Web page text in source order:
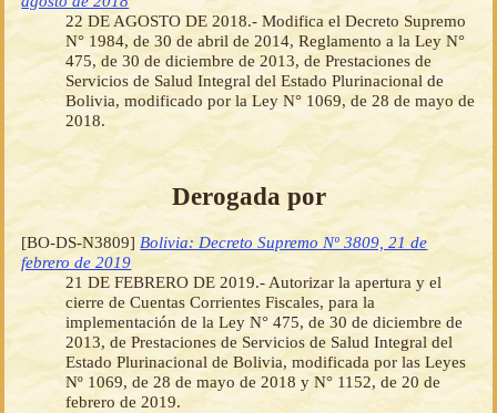
22 DE AGOSTO DE 2018.- Modifica el Decreto Supremo
N° 1984, de 30 de abril de 2014, Reglamento a la Ley N°
475, de 30 de diciembre de 2013, de Prestaciones de
Servicios de Salud Integral del Estado Plurinacional de
Bolivia, modificado por la Ley N° 1069, de 28 de mayo de
2018.
Derogada por
[BO-DS-N3809] Bolivia: Decreto Supremo Nº 3809, 21 de
febrero de 2019
21 DE FEBRERO DE 2019.- Autorizar la apertura y el
cierre de Cuentas Corrientes Fiscales, para la
implementación de la Ley N° 475, de 30 de diciembre de
2013, de Prestaciones de Servicios de Salud Integral del
Estado Plurinacional de Bolivia, modificada por las Leyes
Nº 1069, de 28 de mayo de 2018 y N° 1152, de 20 de
febrero de 2019.